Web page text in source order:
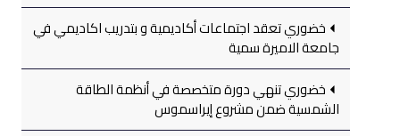
خضوري تعقد اجتماعات أكاديمية و بتدريب اكاديمي في
جامعة الاميرة سمية
خضوري تنهي دورة متخصصة في أنظمة الطاقة
الشمسية ضمن مشروع إيراسموس